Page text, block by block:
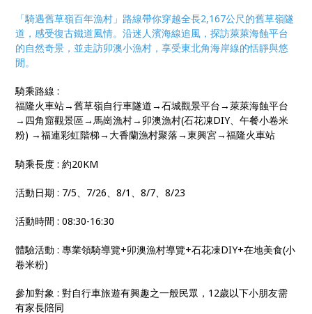
「騎遇舊草嶺百年漁村」路線帶你穿越全長2,167公尺的舊草嶺隧
道，感受復古鐵道風情。沿迷人濱海線追風，探訪萊萊海蝕平台
的自然奇景，並走訪卯澳小漁村，享受東北角海岸線的恬靜與悠
閒。
騎乘路線 :
福隆火車站→舊草嶺自行車隧道→石城觀景平台→萊萊海蝕平台
→四角窟觀景區→馬崗漁村→卯澳漁村(石花凍DIY、午餐小卷米
粉) →福連彩虹階梯→大香蘭漁村聚落→東興宮→福隆火車站
騎乘長度 : 約20KM
活動日期 : 7/5、7/26、8/1、8/7、8/23
活動時間 : 08:30-16:30
體驗活動 : 專業領騎導覽+卯澳漁村導覽+石花凍DIY+在地美食(小
卷米粉)
參加對象 : 對自行車旅遊有興趣之一般民眾，12歲以下小朋友需
有家長陪同